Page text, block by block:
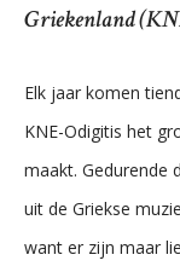
Griekenland
Elk jaar komen
KNE-Odigitis het
maakt. Gedurende
uit de Griekse
want er zijn maar